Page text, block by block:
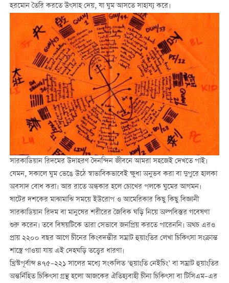
হরমোন তৈরি করতে উৎসাহ দেয়, যা ঘুম আসতে সাহায্য করে।
সারকাডিয়ান রিদমের উদাহরণ দৈনন্দিন জীবনে আমরা সহজেই দেখতে পাই।
যেমন, সকালে ঘুম ভেঙে উঠে স্বাভাবিকভাবেই ক্ষুধা অনুভব করা বা দুপুরে হালকা
অবসাদ বোধ করা। আর রাতে অন্ধকার হলে চোখের পলকে ঘুমের আগমন।
ষাটের দশকের মাঝামাঝি সময়ে ইউরোপ ও আমেরিকার কিছু কিছু বিজ্ঞানী
সারকাডিয়ান রিদম বা মানুষের শরীরের জৈবিক ঘড়ি নিয়ে অল্পবিস্তর গবেষণা
শুরু করেন। তবে বিষয়টিকে তারা সেভাবে জনপ্রিয় করতে পারেননি। অথচ এরও
প্রায় ২২০০ বছর আগে চীনের কিংবদন্তীর সম্রাট হুয়াংতির লেখা চিকিৎসা সংক্রান্ত
শাস্ত্রে পাওয়া যায় এই দেহঘড়ি তত্ত্বের ধারণা।
খ্রিস্টপূর্বাব্দ ৪৭৫–২২১ সালের মধ্যে সংকলিত ‘হুয়াংতি নেইচিং’ বা সম্রাট হুয়াংতির
অন্তর্নিহিত চিকিৎসা গ্রন্থ হলো আজকের ঐতিহ্যবাহী চীনা চিকিৎসা বা টিসিএম–এর